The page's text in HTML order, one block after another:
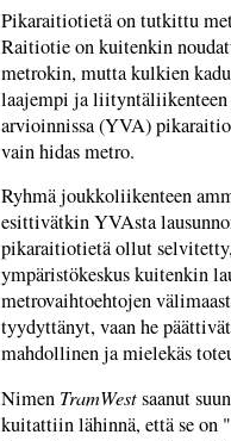
Pikaraitiotietä on tutkittu
Raitiotie on kuitenkin
metrokin, mutta kulkien
laajempi ja liityntäliikenteen
arvioinnissa (YVA)
vain hidas metro.
Ryhmä joukkoliikenteen
esittivätkin YVAsta
pikaraitiotietä ollut
ympäristökeskus kuitenkin
metrovaihtoehtojen
tyydyttänyt, vaan he
mahdollinen ja mielekäs
Nimen TramWestsaanut
kuitattiin lähinnä, että se on